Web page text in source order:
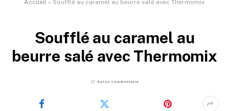
Accueil » Soufflé au caramel au beurre salé avec Thermomix
Soufflé au caramel au
beurre salé avec Thermomix
Aucun commentaire